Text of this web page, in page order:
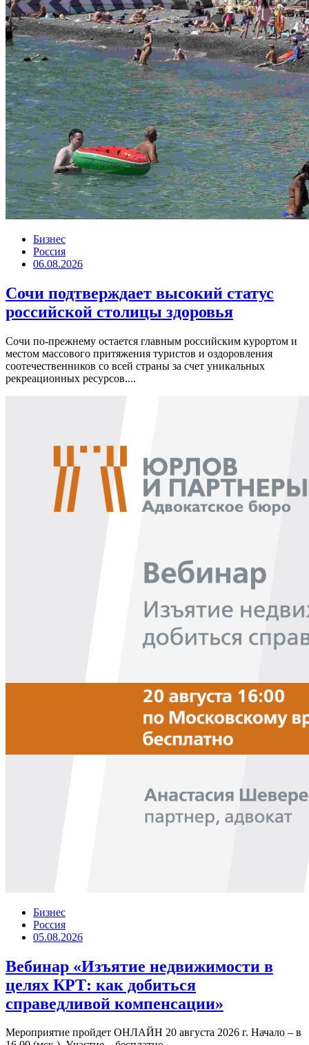
Бизнес
Россия
06.08.2026
Сочи подтверждает высокий статус
российской столицы здоровья
Сочи по-прежнему остается главным российским курортом и
местом массового притяжения туристов и оздоровления
соотечественников со всей страны за счет уникальных
рекреационных ресурсов....
Бизнес
Россия
05.08.2026
Вебинар «Изъятие недвижимости в
целях КРТ: как добиться
справедливой компенсации»
Мероприятие пройдет ОНЛАЙН 20 августа 2026 г. Начало – в